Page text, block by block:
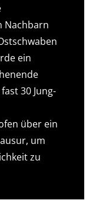
Nachbarn
ein
30 Jung-
über ein
um
zu